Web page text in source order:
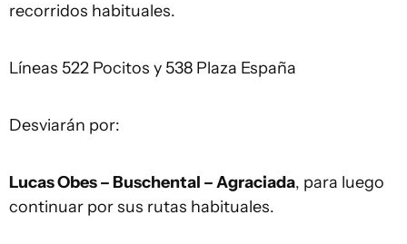
recorridos habituales.
Líneas 522 Pocitos y 538 Plaza España
Desviarán por:
Lucas Obes – Buschental – Agraciada, para luego
continuar por sus rutas habituales.